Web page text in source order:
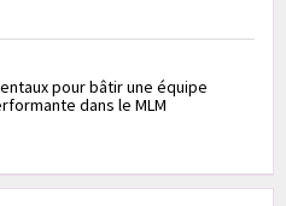
pour bâtir une équipe
dans le MLM